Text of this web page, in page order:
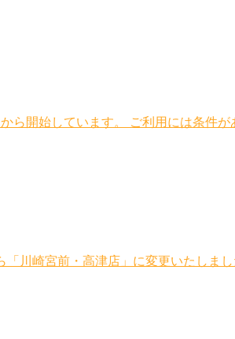
ら開始しています。 ご利用には条件
川崎宮前・高津店」に変更いたしま